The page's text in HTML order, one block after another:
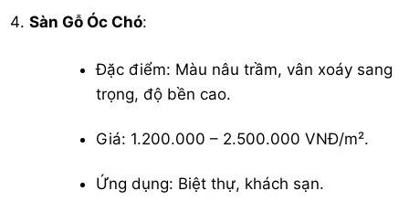
Sàn Gỗ Óc Chó:
Đặc điểm: Màu nâu trầm, vân xoáy sang
trọng, độ bền cao.
Giá: 1.200.000 – 2.500.000 VNĐ/m².
Ứng dụng: Biệt thự, khách sạn.